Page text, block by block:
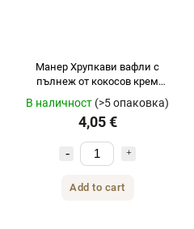
Манер Хрупкави вафли с
пълнеж от кокосов крем
400гр
В наличност (>5 опаковка)
4,05 €
Add to cart